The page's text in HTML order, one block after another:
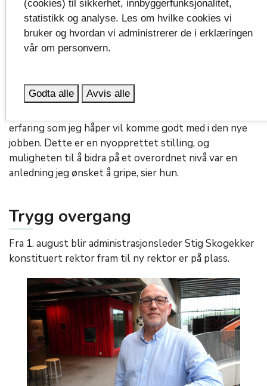
– Jeg har vært heldig og fått prøve meg i mange ulike
erfaring som jeg håper vil komme godt med i den nye
jobben. Dette er en nyopprettet stilling, og
muligheten til å bidra på et overordnet nivå var en
anledning jeg ønsket å gripe, sier hun.
Trygg overgang
Fra 1. august blir administrasjonsleder Stig Skogekker
konstituert rektor fram til ny rektor er på plass.
(cookies) til sikkerhet, innbyggerfunksjonalitet,
statistikk og analyse. Les om hvilke cookies vi
bruker og hvordan vi administrerer de i erklæringen
vår om personvern.
Godta alle Avvis alle